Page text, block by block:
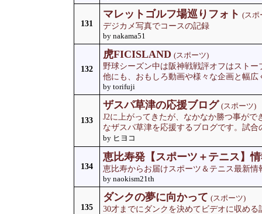
131
マレットゴルフ場巡りフォト (スポ
デジカメ写真でコースの記録
by nakama51
132
虎FICISLAND (スポーツ)
野球シーズン中は阪神戦戦評オフはスト
他にも、おもしろ動画や様々な企画と幅
by torifuji
133
ザスパ草津の応援ブログ (スポーツ)
J2に上がってきたが、なかなか勝つ事が
なザスパ草津を応援するブログです。試
by ヒヨコ
134
恵比寿発【スポーツ＋テニス】
恵比寿からお届けスポーツ＆テニス最新情
by naokism21th
135
ダンクの夢に向かって (スポーツ)
30才までにダンクを決めてビデオに収める